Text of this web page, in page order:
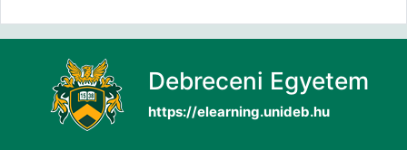
Debreceni Egyetem
https://elearning.unideb.hu